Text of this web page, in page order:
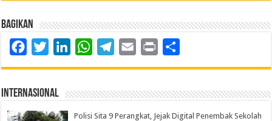
Bagikan
FacebookTwitterLinkedInWhatsAppTelegram
Email Print
Internasional
Polisi Sita 9 Perangkat, Jejak Digital Penembak Sekolah